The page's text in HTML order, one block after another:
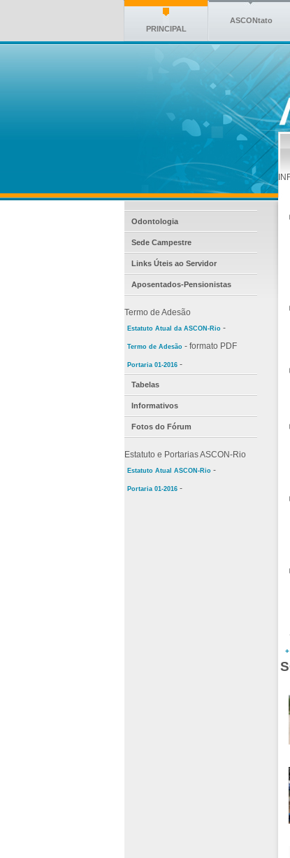
PRINCIPAL
ASCONtato
Odontologia
Sede Campestre
Links Úteis ao Servidor
Aposentados-Pensionistas
Termo de Adesão
Estatuto Atual da ASCON-Rio -
Termo de Adesão - formato PDF
Portaria 01-2016 -
Tabelas
Informativos
Fotos do Fórum
Estatuto e Portarias ASCON-Rio
Estatuto Atual ASCON-Rio -
Portaria 01-2016 -